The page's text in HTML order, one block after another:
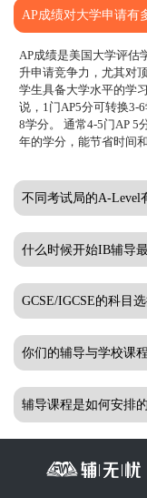
AP成绩对大学申请有
AP成绩是美国大学评估
升申请竞争力，尤其对
学生具备大学水平的学
说，1门AP5分可转换3-
8学分。 通常4-5门AP 5
年的学分，能节省时间和
不同考试局的A-Level
什么时候开始IB辅导
GCSE/IGCSE的科目
你们的辅导与学校课
辅导课程是如何安排